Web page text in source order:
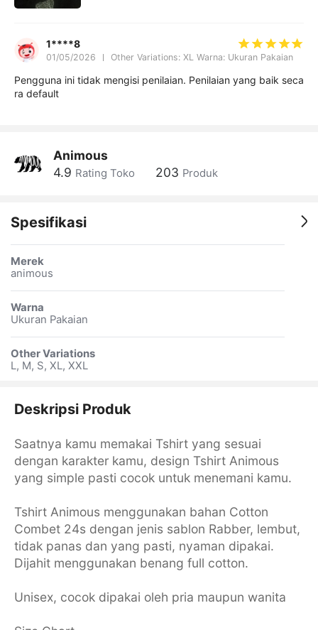
1****8
01/05/2026 Other Variations: XL Warna: Ukuran Pakaian
Pengguna ini tidak mengisi penilaian. Penilaian yang baik seca
ra default
Animous
4.9 Rating Toko 203 Produk
Spesifikasi
Merek
animous
Warna
Ukuran Pakaian
Other Variations
L, M, S, XL, XXL
Deskripsi Produk
Saatnya kamu memakai Tshirt yang sesuai
dengan karakter kamu, design Tshirt Animous
yang simple pasti cocok untuk menemani kamu.
Tshirt Animous menggunakan bahan Cotton
Combet 24s dengan jenis sablon Rabber, lembut,
tidak panas dan yang pasti, nyaman dipakai.
Dijahit menggunakan benang full cotton.
Unisex, cocok dipakai oleh pria maupun wanita